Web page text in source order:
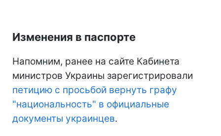
Изменения в паспорте
Напомним, ранее на сайте Кабинета
министров Украины зарегистрировали
петицию с просьбой вернуть графу
"национальность" в официальные
документы украинцев.